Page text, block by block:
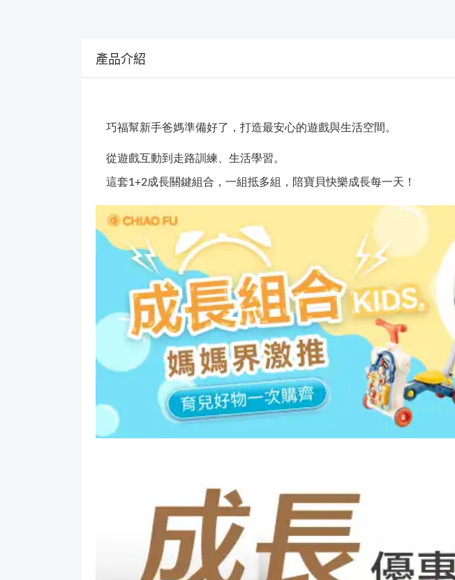
產品介紹
巧福幫新手爸媽準備好了，打造最安心的遊戲與生活空間。
從遊戲互動到走路訓練、生活學習。
這套1+2成長關鍵組合， 一組抵多組，陪寶貝快樂成長每一天！